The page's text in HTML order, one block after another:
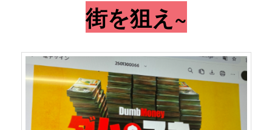
街を狙え~